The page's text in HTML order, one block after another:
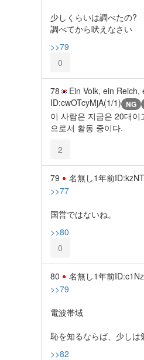
少しくらいは調べたの?
調べてから吠えなさい
>>79
0
78 Ein Volk, ein Reich,
ID:cwOTcyMjA(1/1) NG
이 사람은 지금은 20대
으로서 활동 중이다.
2
79 名無し1年前
>>77
国営ではないね。
>>80
0
80 名無し1年前
>>79
電波帯域
恥を知るならば、少しは
>>82